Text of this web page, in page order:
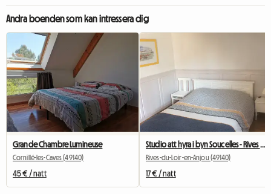
Andra boenden som kan intressera dig
Grande Chambre Lumineuse
Cornillé-les-Caves (49140)
45 € / natt
Rives-du-Loir-en-Anjou (49140)
17 € / natt